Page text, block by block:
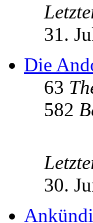
31.
Die
63
582
30.